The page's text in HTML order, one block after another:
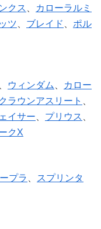
クス
カローラルミ
ツ ブレイド
ポル
ウィンダム
カロー
クラウンアスリート
イサー プリウス
クX
プラ
スプリンタ